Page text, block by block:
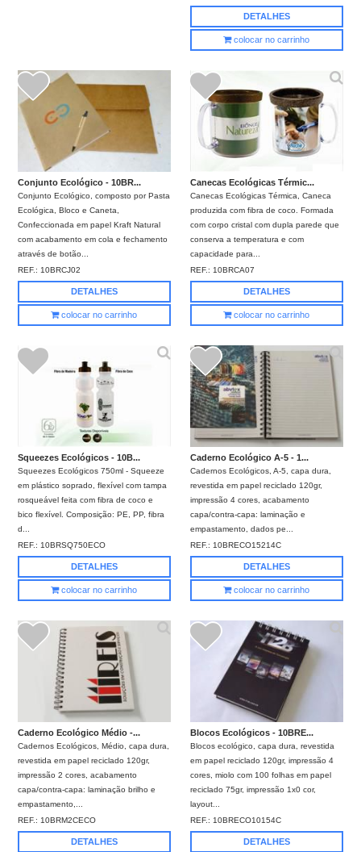
DETALHES
colocar no carrinho
Conjunto Ecológico - 10BR...
Conjunto Ecológico, composto por Pasta
Ecológica, Bloco e Caneta,
Confeccionada em papel Kraft Natural
com acabamento em cola e fechamento
através de botão...
REF.: 10BRCJ02
DETALHES
colocar no carrinho
Canecas Ecológicas Térmic...
Canecas Ecológicas Térmica, Caneca
produzida com fibra de coco. Formada
com corpo cristal com dupla parede que
conserva a temperatura e com
capacidade para...
REF.: 10BRCA07
DETALHES
colocar no carrinho
Squeezes Ecológicos - 10B...
Squeezes Ecológicos 750ml - Squeeze
em plástico soprado, flexível com tampa
rosqueável feita com fibra de coco e
bico flexível. Composição: PE, PP, fibra
d...
REF.: 10BRSQ750ECO
DETALHES
colocar no carrinho
Caderno Ecológico A-5 - 1...
Cadernos Ecológicos, A-5, capa dura,
revestida em papel reciclado 120gr,
impressão 4 cores, acabamento
capa/contra-capa: laminação e
empastamento, dados pe...
REF.: 10BRECO15214C
DETALHES
colocar no carrinho
Caderno Ecológico Médio -...
Cadernos Ecológicos, Médio, capa dura,
revestida em papel reciclado 120gr,
impressão 2 cores, acabamento
capa/contra-capa: laminação brilho e
empastamento,...
REF.: 10BRM2CECO
DETALHES
Blocos Ecológicos - 10BRE...
Blocos ecológico, capa dura, revestida
em papel reciclado 120gr, impressão 4
cores, miolo com 100 folhas em papel
reciclado 75gr, impressão 1x0 cor,
layout...
REF.: 10BRECO10154C
DETALHES